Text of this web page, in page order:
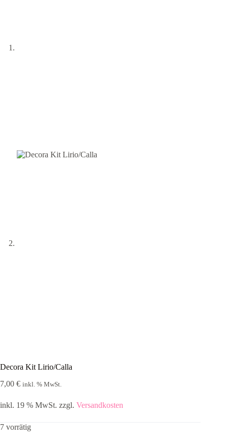
Decora Kit Lirio/Calla
7,00 € inkl. % MwSt.
inkl. 19 % MwSt. zzgl. Versandkosten
7 vorrätig